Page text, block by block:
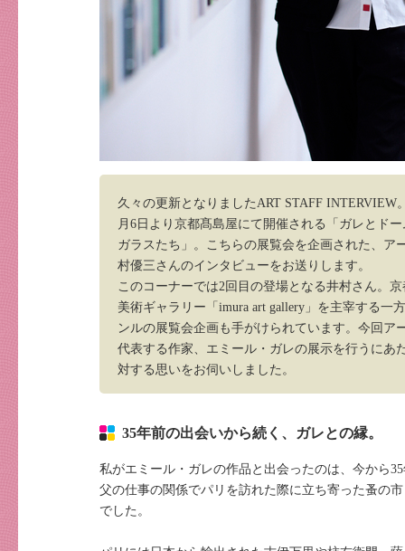
久々の更新となりましたART STAFF INTERVIEW
月6日より京都髙島屋にて開催される「ガレとド
ガラスたち」。こちらの展覧会を企画された、ア
村優三さんのインタビューをお送りします。
このコーナーでは2回目の登場となる井村さん。
美術ギャラリー「imura art gallery」を主宰する一
ンルの展覧会企画も手がけられています。今回ア
代表する作家、エミール・ガレの展示を行うにあ
対する思いをお伺いしました。
35年前の出会いから続く、ガレとの縁。
私がエミール・ガレの作品と出会ったのは、今から
父の仕事の関係でパリを訪れた際に立ち寄った蚤の
でした。